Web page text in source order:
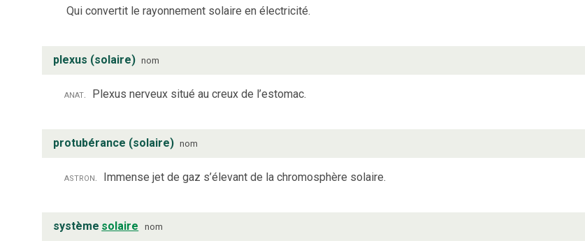
Qui convertit le rayonnement solaire en électricité.
plexus (solaire) nom
anat. Plexus nerveux situé au creux de l’estomac.
protubérance (solaire) nom
astron. Immense jet de gaz s’élevant de la chromosphère solaire.
système solaire nom